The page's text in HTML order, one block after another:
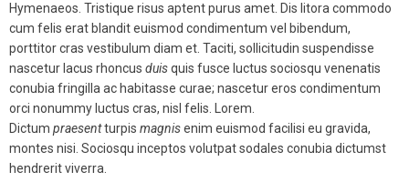
Hymenaeos. Tristique risus aptent purus amet. Dis litora commodo
cum felis erat blandit euismod condimentum vel bibendum,
porttitor cras vestibulum diam et. Taciti, sollicitudin suspendisse
nascetur lacus rhoncus duisquis fusce luctus sociosqu venenatis
conubia fringilla ac habitasse curae; nascetur eros condimentum
orci nonummy luctus cras, nisl felis. Lorem.
Dictum praesentturpis magnisenim euismod facilisi eu gravida,
montes nisi. Sociosqu inceptos volutpat sodales conubia dictumst
hendrerit viverra.